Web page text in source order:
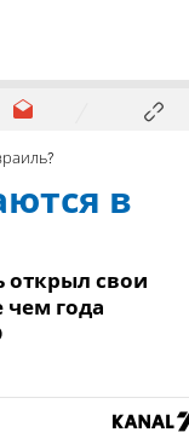
в
открыл свои
чем года